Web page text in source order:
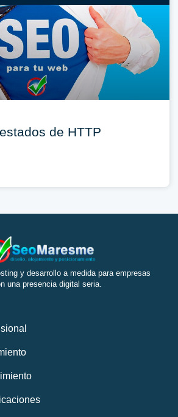
de HTTP
y desarrollo a medida para empresas
una presencia digital seria.